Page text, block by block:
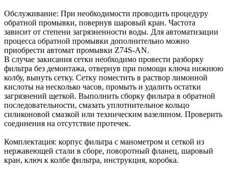
Обслуживание: При необходимости проводить процедуру
обратной промывки, повернув шаровый кран. Частота
зависит от степени загрязненности воды. Для автоматизации
процесса обратной промывки дополнительно можно
приобрести автомат промывки Z74S-AN.
В случае закисания сетки необходимо провести разборку
фильтра без демонтажа, отвернув при помощи ключа нижнюю
колбу, вынуть сетку. Сетку поместить в раствор лимонной
кислоты на несколько часов, промыть и удалить остатки
загрязнений щеткой. Выполнить сборку фильтра в обратной
последовательности, смазать уплотнительное кольцо
силиконовой смазкой или техническим вазелином. Проверить
соединения на отсутствие протечек.
Комплектация: корпус фильтра с манометром и сеткой из
нержавеющей стали в сборе, поворотный фланец, шаровый
кран, ключ к колбе фильтра, инструкция, коробка.